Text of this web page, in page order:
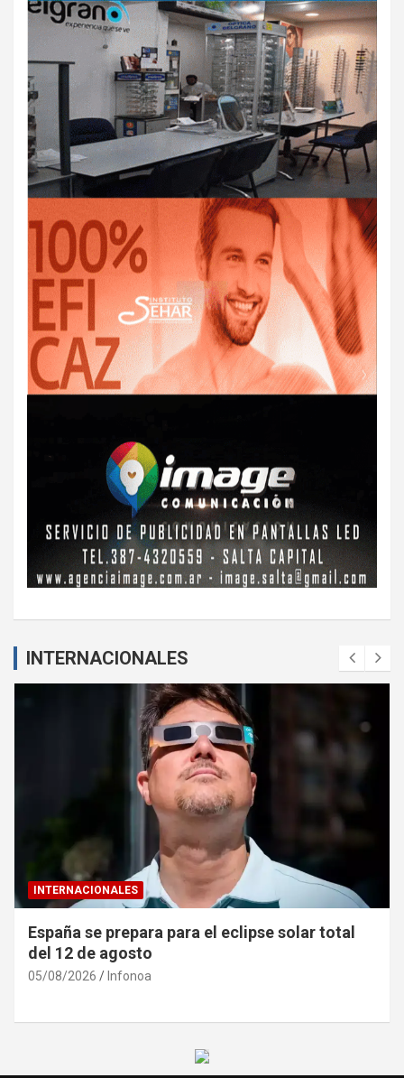
INTERNACIONALES
INTERNACIONALES
España se prepara para el eclipse solar total
del 12 de agosto
05/08/2026 Infonoa